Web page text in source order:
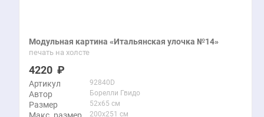
Модульная картина «Итальянская улочка №14»
печать на холсте
4220
Артикул 92840D
Автор Борелли Гвидо
Размер 52x65 см
200x251 см